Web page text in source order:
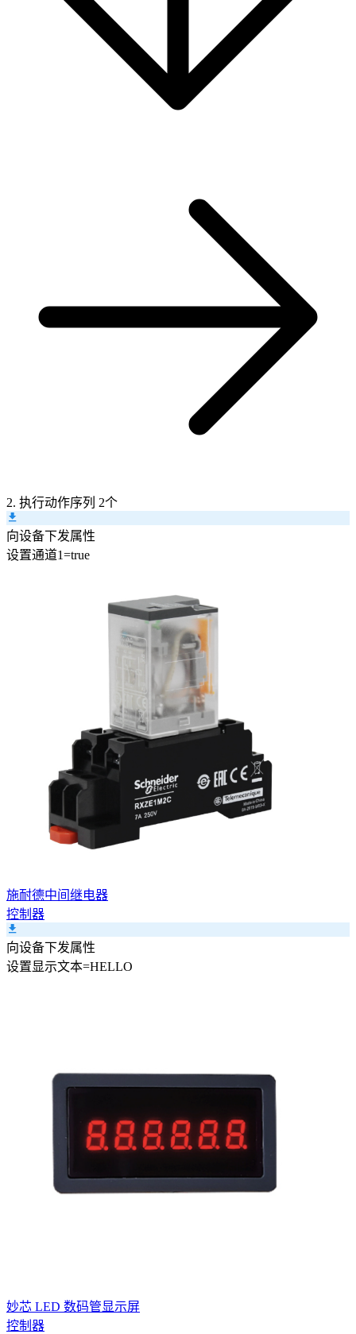
2. 执行动作序列 2个
向设备下发属性
设置通道1=true
施耐德中间继电器
控制器
向设备下发属性
设置显示文本=HELLO
妙芯 LED 数码管显示屏
控制器